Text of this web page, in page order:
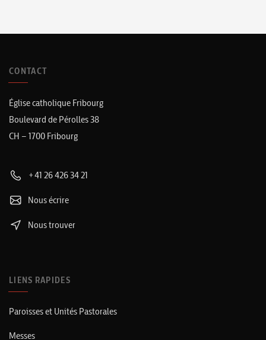
CONTACT
Église catholique Fribourg
Boulevard de Pérolles 38
CH – 1700 Fribourg
+41 26 426 34 21
Nous écrire
Nous trouver
LIENS RAPIDES
Paroisses et Unités Pastorales
Messes